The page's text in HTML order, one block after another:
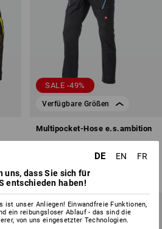
SALE -49%
Verfügbare Größen
Multipocket-Hose e.s.ambition
(m. MwSt.)
DE EN
FR
uns, dass Sie sich für
entschieden haben!
ist unser Anliegen! Einwandfreie Funktionen,
ein reibungsloser Ablauf - das sind die
von uns eingesetzter Technologien.